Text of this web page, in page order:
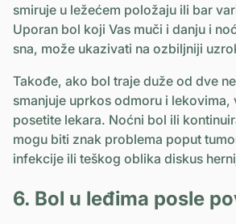
smiruje u ležećem položaju ili bar
Uporan bol koji Vas muči i danju i
sna, može ukazivati na ozbiljniji
Takođe, ako bol traje duže od dve
smanjuje uprkos odmoru i lekovima,
posetite lekara. Noćni bol ili
mogu biti znak problema poput
infekcije ili teškog oblika diskus
6. Bol u leđima posle